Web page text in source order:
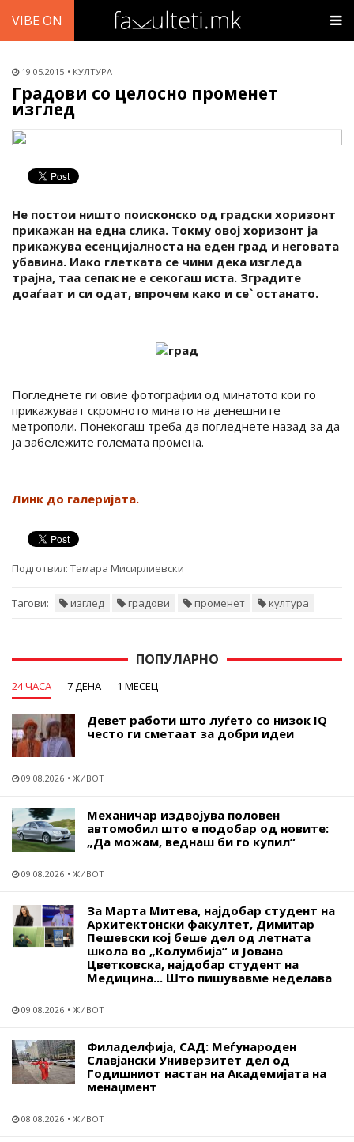
VIBE ON
19.05.2015 КУЛТУРА
Градови со целосно променет
изглед
Не постои ништо поисконско од градски хоризонт
прикажан на една слика. Токму овој хоризонт ја
прикажува есенцијалноста на еден град и неговата
убавина. Иако глетката се чини дека изгледа
трајна, таа сепак не е секогаш иста. Зградите
доаѓаат и си одат, впрочем како и се` останато.
Погледнете ги овие фотографии од минатото кои го
прикажуваат скромното минато на денешните
метрополи. Понекогаш треба да погледнете назад за да
ја забележите големата промена.
Линк до галеријата.
Подготвил: Тамара Мисирлиевски
Тагови: изглед градови променет култура
ПОПУЛАРНО
24 ЧАСА 7 ДЕНА 1 МЕСЕЦ
Девет работи што луѓето со низок IQ
често ги сметаат за добри идеи
09.08.2026 ЖИВОТ
Механичар издвојува половен
автомобил што е подобар од новите:
„Да можам, веднаш би го купил“
09.08.2026 ЖИВОТ
За Марта Митева, најдобар студент на
Архитектонски факултет, Димитар
Пешевски кој беше дел од летната
школа во „Колумбија“ и Јована
Цветковска, најдобар студент на
Медицина... Што пишувавме неделава
09.08.2026 ЖИВОТ
Филаделфија, САД: Меѓународен
Славјански Универзитет дел од
Годишниот настан на Академијата на
менаџмент
08.08.2026 ЖИВОТ